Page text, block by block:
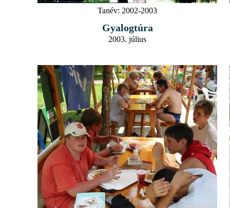
Tanév: 2002-2003
Gyalogtúra
2003. július